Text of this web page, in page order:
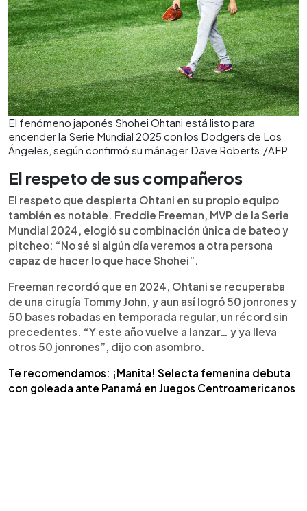
El fenómeno japonés Shohei Ohtani está listo para
encender la Serie Mundial 2025 con los Dodgers de Los
Ángeles, según confirmó su mánager Dave Roberts./AFP
El respeto de sus compañeros
El respeto que despierta Ohtani en su propio equipo
también es notable. Freddie Freeman, MVP de la Serie
Mundial 2024, elogió su combinación única de bateo y
pitcheo: “No sé si algún día veremos a otra persona
capaz de hacer lo que hace Shohei”.
Freeman recordó que en 2024, Ohtani se recuperaba
de una cirugía Tommy John, y aun así logró 50 jonrones y
50 bases robadas en temporada regular, un récord sin
precedentes. “Y este año vuelve a lanzar… y ya lleva
otros 50 jonrones”, dijo con asombro.
Te recomendamos: ¡Manita! Selecta femenina debuta
con goleada ante Panamá en Juegos Centroamericanos